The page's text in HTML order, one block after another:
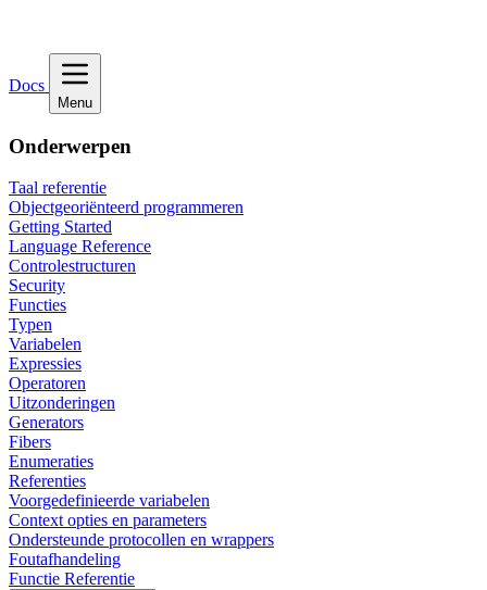
Docs
Menu
Onderwerpen
Taal referentie
Objectgeoriënteerd programmeren
Getting Started
Language Reference
Controlestructuren
Security
Functies
Typen
Variabelen
Expressies
Operatoren
Uitzonderingen
Generators
Fibers
Enumeraties
Referenties
Voorgedefinieerde variabelen
Context opties en parameters
Ondersteunde protocollen en wrappers
Foutafhandeling
Functie Referentie